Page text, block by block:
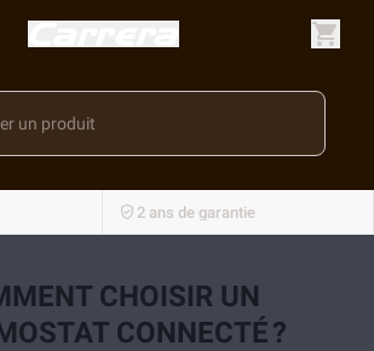
2 ans de garantie
CHOISIR UN
CONNECTÉ ?